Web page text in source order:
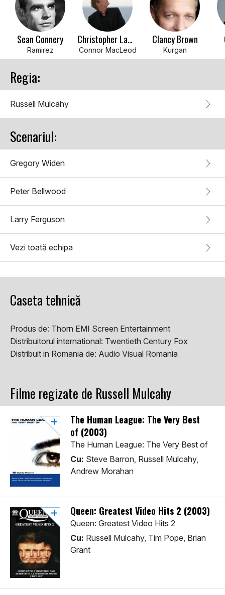
Sean Connery
Ramirez
Christopher Lambert
Connor MacLeod
Clancy Brown
Kurgan
Regia:
Russell Mulcahy
Scenariul:
Gregory Widen
Peter Bellwood
Larry Ferguson
Vezi toată echipa
Caseta tehnică
Produs de: Thorn EMI Screen Entertainment
Distribuitorul international: Twentieth Century Fox
Distribuit in Romania de: Audio Visual Romania
Filme regizate de Russell Mulcahy
The Human League: The Very Best
of (2003)
The Human League: The Very Best of
Cu: Steve Barron, Russell Mulcahy,
Andrew Morahan
Queen: Greatest Video Hits 2 (2003)
Queen: Greatest Video Hits 2
Cu: Russell Mulcahy, Tim Pope, Brian
Grant